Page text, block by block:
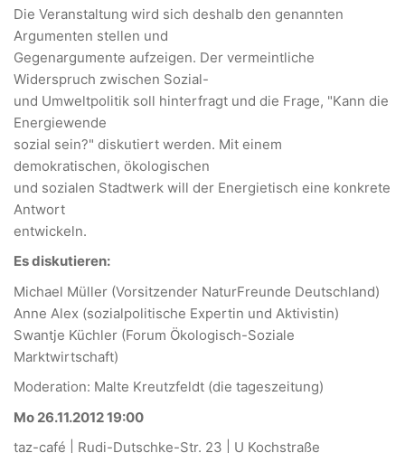
Die Veranstaltung wird sich deshalb den genannten
Argumenten stellen und
Gegenargumente aufzeigen. Der vermeintliche
Widerspruch zwischen Sozial-
und Umweltpolitik soll hinterfragt und die Frage, "Kann die
Energiewende
sozial sein?" diskutiert werden. Mit einem
demokratischen, ökologischen
und sozialen Stadtwerk will der Energietisch eine konkrete
Antwort
entwickeln.
Es diskutieren:
Michael Müller (Vorsitzender NaturFreunde Deutschland)
Anne Alex (sozialpolitische Expertin und Aktivistin)
Swantje Küchler (Forum Ökologisch-Soziale
Marktwirtschaft)
Moderation: Malte Kreutzfeldt (die tageszeitung)
Mo 26.11.2012 19:00
taz-café | Rudi-Dutschke-Str. 23 | U Kochstraße